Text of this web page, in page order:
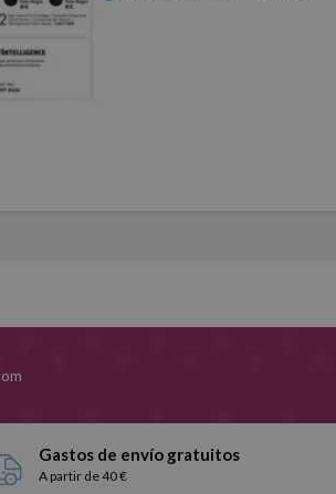
Gastos de envío gratuitos
A partir de 40 €